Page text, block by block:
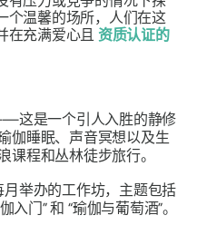
个温馨的场所，人们在这
在充满爱心且 资质认证的
是一个引人入胜的静修
伽睡眠、声音冥想以及生
课程和丛林徒步旅行。
举办的工作坊，主题包括
入门”和 “瑜伽与葡萄酒”。